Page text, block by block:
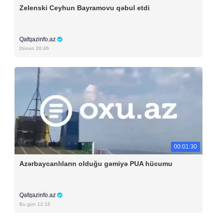
Zelenski Ceyhun Bayramovu qəbul etdi
Qafqazinfo.az
Dünən 20:46
00:01:30
Azərbaycanlıların olduğu gəmiyə PUA hücumu
Qafqazinfo.az
Bu gün 12:18